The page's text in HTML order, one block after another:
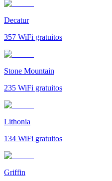
Decatur
357 WiFi gratuitos
Stone Mountain
235 WiFi gratuitos
Lithonia
134 WiFi gratuitos
Griffin